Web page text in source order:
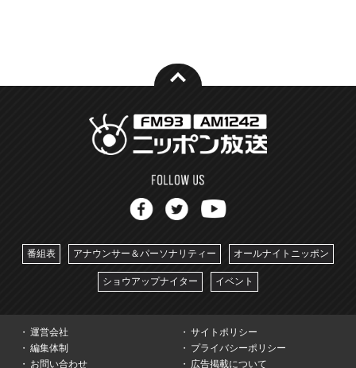
番組表 アナウンサー＆パーソナリティー オールナイトニッポン
ショウアップナイター イベント
運営会社
サイトポリシー
編集体制
プライバシーポリシー
お問い合わせ
広告掲載について